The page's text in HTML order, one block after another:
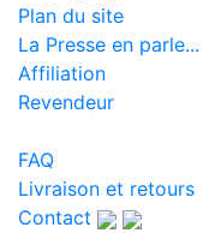
Plan du site
La Presse en parle...
Affiliation
Revendeur
FAQ
Livraison et retours
Contact